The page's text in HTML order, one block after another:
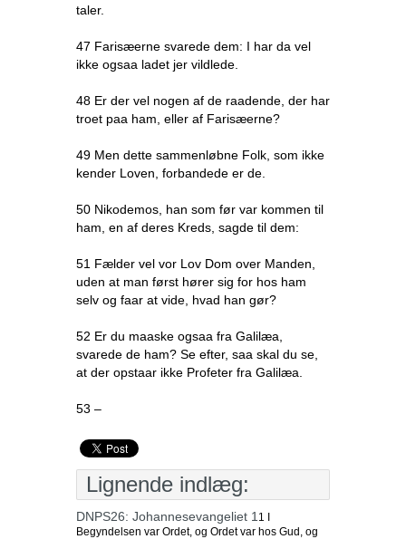
taler.
47 Farisæerne svarede dem: I har da vel
ikke ogsaa ladet jer vildlede.
48 Er der vel nogen af de raadende, der har
troet paa ham, eller af Farisæerne?
49 Men dette sammenløbne Folk, som ikke
kender Loven, forbandede er de.
50 Nikodemos, han som før var kommen til
ham, en af deres Kreds, sagde til dem:
51 Fælder vel vor Lov Dom over Manden,
uden at man først hører sig for hos ham
selv og faar at vide, hvad han gør?
52 Er du maaske ogsaa fra Galilæa,
svarede de ham? Se efter, saa skal du se,
at der opstaar ikke Profeter fra Galilæa.
53 –
Lignende indlæg:
DNPS26: Johannesevangeliet 1 1 I
Begyndelsen var Ordet, og Ordet var hos Gud, og